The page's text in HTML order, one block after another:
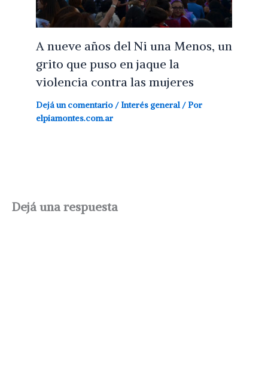
A nueve años del Ni una Menos, un
grito que puso en jaque la
violencia contra las mujeres
Dejá un comentario / Interés general/ Por
elpiamontes.com.ar
Dejá una respuesta